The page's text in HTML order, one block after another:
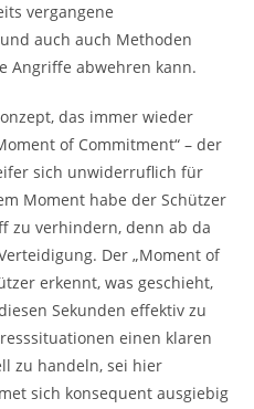
vergangene
auch auch Methoden
Angriffe abwehren kann.
das immer wieder
of Commitment“ – der
sich unwiderruflich für
Moment habe der Schützer
zu verhindern, denn ab da
Der „Moment of
erkennt, was geschieht,
Sekunden effektiv zu
einen klaren
zu handeln, sei hier
sich konsequent ausgiebig